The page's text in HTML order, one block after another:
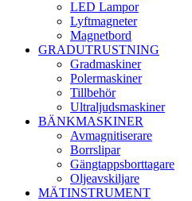
LED Lampor
Lyftmagneter
Magnetbord
GRADUTRUSTNING
Gradmaskiner
Polermaskiner
Tillbehör
Ultraljudsmaskiner
BÄNKMASKINER
Avmagnitiserare
Borrslipar
Gängtappsborttagare
Oljeavskiljare
MÄTINSTRUMENT